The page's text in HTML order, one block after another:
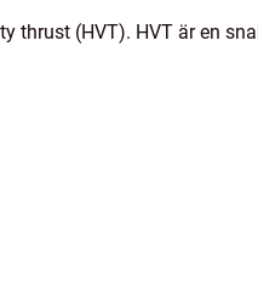
thrust (HVT). HVT är en